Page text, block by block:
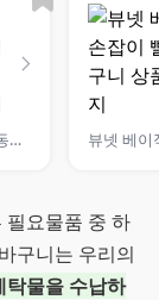
리벤스 다용도 이동식 스윙 3단 빨래바구니
필요물품 중 하
구니는 우리의
탁물을 수납하